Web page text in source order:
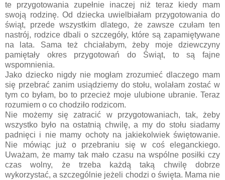
te przygotowania zupełnie inaczej niż teraz kiedy mam
swoją rodzinę. Od dziecka uwielbiałam przygotowania do
świąt, przede wszystkim dlatego, że zawsze czułam ten
nastrój, rodzice dbali o szczegóły, które są zapamiętywane
na lata. Sama też chciałabym, żeby moje dziewczyny
pamiętały okres przygotowań do Świąt, to są fajne
wspomnienia.
Jako dziecko nigdy nie mogłam zrozumieć dlaczego mam
się przebrać zanim usiądziemy do stołu, wolałam zostać w
tym co byłam, bo to przecież moje ulubione ubranie. Teraz
rozumiem o co chodziło rodzicom.
Nie możemy się zatracić w przygotowaniach, tak, żeby
wszystko było na ostatnią chwilę, a my do stołu siadamy
padnięci i nie mamy ochoty na jakiekolwiek świętowanie.
Nie mówiąc już o przebraniu się w coś eleganckiego.
Uważam, że mamy tak mało czasu na wspólne posiłki czy
czas wolny, że trzeba każdą taką chwilę dobrze
wykorzystać, a szczególnie jeżeli chodzi o święta. Mama nie